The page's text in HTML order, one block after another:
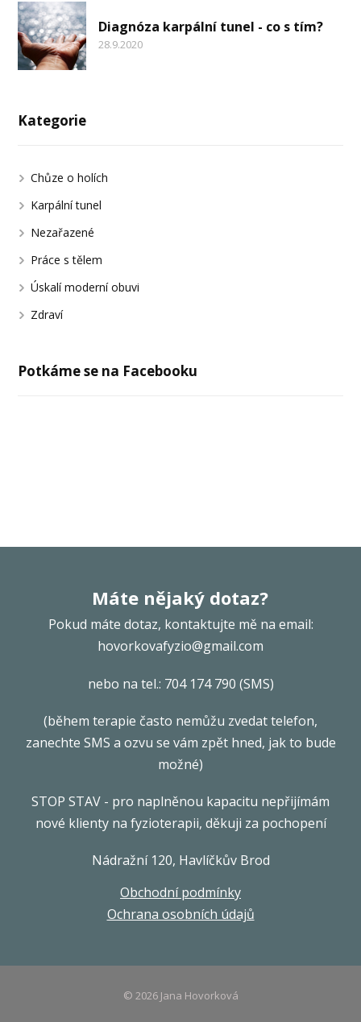
Diagnóza karpální tunel - co s tím?
28.9.2020
Kategorie
Chůze o holích
Karpální tunel
Nezařazené
Práce s tělem
Úskalí moderní obuvi
Zdraví
Potkáme se na Facebooku
Máte nějaký dotaz?
Pokud máte dotaz, kontaktujte mě na email:
hovorkovafyzio@gmail.com
nebo na tel.: 704 174 790 (SMS)
(během terapie často nemůžu zvedat telefon,
zanechte SMS a ozvu se vám zpět hned, jak to bude
možné)
STOP STAV - pro naplněnou kapacitu nepřijímám
nové klienty na fyzioterapii, děkuji za pochopení
Nádražní 120, Havlíčkův Brod
Obchodní podmínky
Ochrana osobních údajů
© 2026 Jana Hovorková